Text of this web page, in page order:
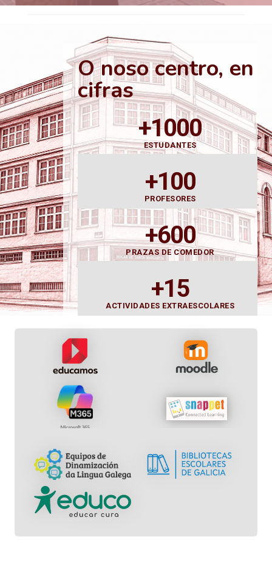
O noso centro, en
cifras
+1000
ESTUDANTES
+100
PROFESORES
+600
PRAZAS DE COMEDOR
+15
ACTIVIDADES EXTRAESCOLARES